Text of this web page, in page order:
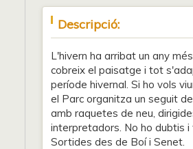
Descripció:
L'hivern ha arribat un any
cobreix el paisatge i tot
període hivernal. Si ho vols
el Parc organitza un seguit
amb raquetes de neu,
interpretadors. No ho dubtis i
Sortides des de Boí i Senet.